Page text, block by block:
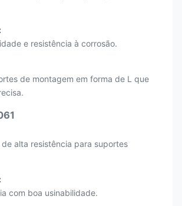
e resistência à corrosão.
de montagem em forma de L que
alta resistência para suportes
com boa usinabilidade.